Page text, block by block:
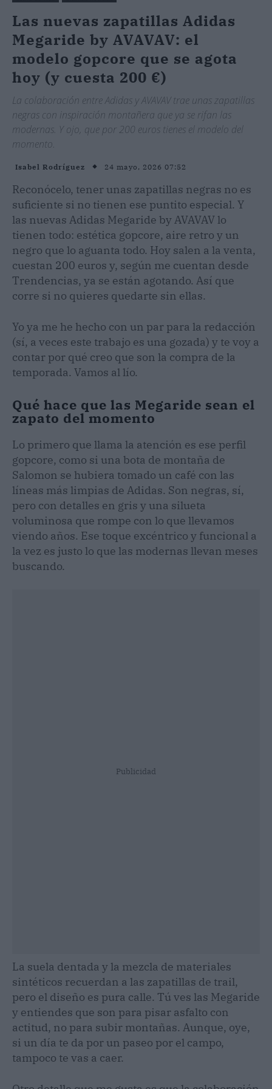
Las nuevas zapatillas Adidas
Megaride by AVAVAV: el
modelo gopcore que se agota
hoy (y cuesta 200 €)
La colaboración entre Adidas y AVAVAV trae unas zapatillas
negras con inspiración montañera que ya se rifan las
modernas. Y ojo, que por 200 euros tienes el modelo del
momento.
Isabel Rodríguez 24 mayo, 2026 07:52
Reconócelo, tener unas zapatillas negras no es
suficiente si no tienen ese puntito especial. Y
las nuevas Adidas Megaride by AVAVAV lo
tienen todo: estética gopcore, aire retro y un
negro que lo aguanta todo. Hoy salen a la venta,
cuestan 200 euros y, según me cuentan desde
Trendencias, ya se están agotando. Así que
corre si no quieres quedarte sin ellas.
Yo ya me he hecho con un par para la redacción
(sí, a veces este trabajo es una gozada) y te voy a
contar por qué creo que son la compra de la
temporada. Vamos al lío.
Qué hace que las Megaride sean el
zapato del momento
Lo primero que llama la atención es ese perfil
gopcore, como si una bota de montaña de
Salomon se hubiera tomado un café con las
líneas más limpias de Adidas. Son negras, sí,
pero con detalles en gris y una silueta
voluminosa que rompe con lo que llevamos
viendo años. Ese toque excéntrico y funcional a
la vez es justo lo que las modernas llevan meses
buscando.
Publicidad
La suela dentada y la mezcla de materiales
sintéticos recuerdan a las zapatillas de trail,
pero el diseño es pura calle. Tú ves las Megaride
y entiendes que son para pisar asfalto con
actitud, no para subir montañas. Aunque, oye,
si un día te da por un paseo por el campo,
tampoco te vas a caer.